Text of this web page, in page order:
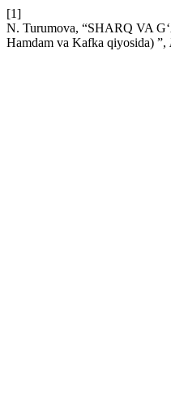
[1]
N. Turumova, “SHARQ VA
Hamdam va Kafka qiyosida) ”,